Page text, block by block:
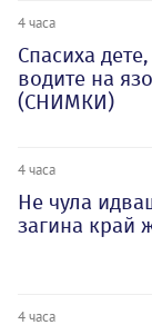
4 часа
Спасиха
водите на
(СНИМКИ)
4 часа
Не чула
загина край
4 часа